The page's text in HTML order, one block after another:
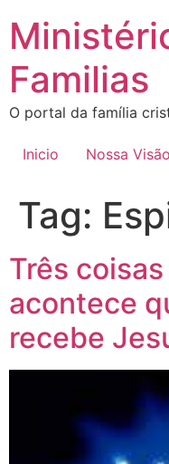
para
conteúdo
Familias
O portal da família
Inicio Nossa Visão
Tag:
Três
acontece
recebe